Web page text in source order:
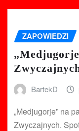
ZAPOWIEDZI
BartekD
„Medjugorje” na
Zwyczajnych.